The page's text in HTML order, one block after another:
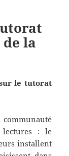
de la
le tutorat
communauté
lectures : le
installent